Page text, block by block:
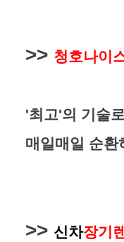
>> 청호나이
'최고'의 기술
매일매일 순환
>> 신차장기